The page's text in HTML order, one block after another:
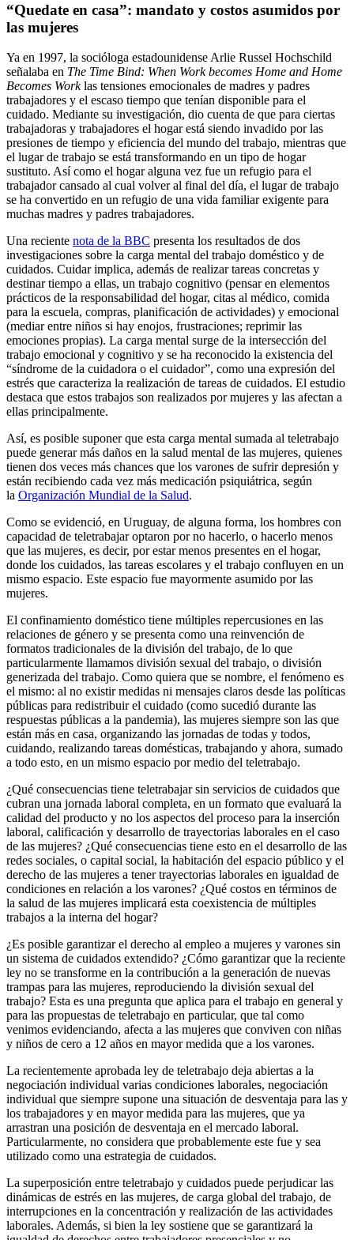
“Quedate en casa”: mandato y costos asumidos por
las mujeres
Ya en 1997, la socióloga estadounidense Arlie Russel Hochschild
señalaba en The Time Bind: When Work becomes Home and Home
Becomes Worklas tensiones emocionales de madres y padres
trabajadores y el escaso tiempo que tenían disponible para el
cuidado. Mediante su investigación, dio cuenta de que para ciertas
trabajadoras y trabajadores el hogar está siendo invadido por las
presiones de tiempo y eficiencia del mundo del trabajo, mientras que
el lugar de trabajo se está transformando en un tipo de hogar
sustituto. Así como el hogar alguna vez fue un refugio para el
trabajador cansado al cual volver al final del día, el lugar de trabajo
se ha convertido en un refugio de una vida familiar exigente para
muchas madres y padres trabajadores.
Una reciente nota de la BBC presenta los resultados de dos
investigaciones sobre la carga mental del trabajo doméstico y de
cuidados. Cuidar implica, además de realizar tareas concretas y
destinar tiempo a ellas, un trabajo cognitivo (pensar en elementos
prácticos de la responsabilidad del hogar, citas al médico, comida
para la escuela, compras, planificación de actividades) y emocional
(mediar entre niños si hay enojos, frustraciones; reprimir las
emociones propias). La carga mental surge de la intersección del
trabajo emocional y cognitivo y se ha reconocido la existencia del
“síndrome de la cuidadora o el cuidador”, como una expresión del
estrés que caracteriza la realización de tareas de cuidados. El estudio
destaca que estos trabajos son realizados por mujeres y las afectan a
ellas principalmente.
Así, es posible suponer que esta carga mental sumada al teletrabajo
puede generar más daños en la salud mental de las mujeres, quienes
tienen dos veces más chances que los varones de sufrir depresión y
están recibiendo cada vez más medicación psiquiátrica, según
la Organización Mundial de la Salud.
Como se evidenció, en Uruguay, de alguna forma, los hombres con
capacidad de teletrabajar optaron por no hacerlo, o hacerlo menos
que las mujeres, es decir, por estar menos presentes en el hogar,
donde los cuidados, las tareas escolares y el trabajo confluyen en un
mismo espacio. Este espacio fue mayormente asumido por las
mujeres.
El confinamiento doméstico tiene múltiples repercusiones en las
relaciones de género y se presenta como una reinvención de
formatos tradicionales de la división del trabajo, de lo que
particularmente llamamos división sexual del trabajo, o división
generizada del trabajo. Como quiera que se nombre, el fenómeno es
el mismo: al no existir medidas ni mensajes claros desde las políticas
públicas para redistribuir el cuidado (como sucedió durante las
respuestas públicas a la pandemia), las mujeres siempre son las que
están más en casa, organizando las jornadas de todas y todos,
cuidando, realizando tareas domésticas, trabajando y ahora, sumado
a todo esto, en un mismo espacio por medio del teletrabajo.
¿Qué consecuencias tiene teletrabajar sin servicios de cuidados que
cubran una jornada laboral completa, en un formato que evaluará la
calidad del producto y no los aspectos del proceso para la inserción
laboral, calificación y desarrollo de trayectorias laborales en el caso
de las mujeres? ¿Qué consecuencias tiene esto en el desarrollo de las
redes sociales, o capital social, la habitación del espacio público y el
derecho de las mujeres a tener trayectorias laborales en igualdad de
condiciones en relación a los varones? ¿Qué costos en términos de
la salud de las mujeres implicará esta coexistencia de múltiples
trabajos a la interna del hogar?
¿Es posible garantizar el derecho al empleo a mujeres y varones sin
un sistema de cuidados extendido? ¿Cómo garantizar que la reciente
ley no se transforme en la contribución a la generación de nuevas
trampas para las mujeres, reproduciendo la división sexual del
trabajo? Esta es una pregunta que aplica para el trabajo en general y
para las propuestas de teletrabajo en particular, que tal como
venimos evidenciando, afecta a las mujeres que conviven con niñas
y niños de cero a 12 años en mayor medida que a los varones.
La recientemente aprobada ley de teletrabajo deja abiertas a la
negociación individual varias condiciones laborales, negociación
individual que siempre supone una situación de desventaja para las y
los trabajadores y en mayor medida para las mujeres, que ya
arrastran una posición de desventaja en el mercado laboral.
Particularmente, no considera que probablemente este fue y sea
utilizado como una estrategia de cuidados.
La superposición entre teletrabajo y cuidados puede perjudicar las
dinámicas de estrés en las mujeres, de carga global del trabajo, de
interrupciones en la concentración y realización de las actividades
laborales. Además, si bien la ley sostiene que se garantizará la